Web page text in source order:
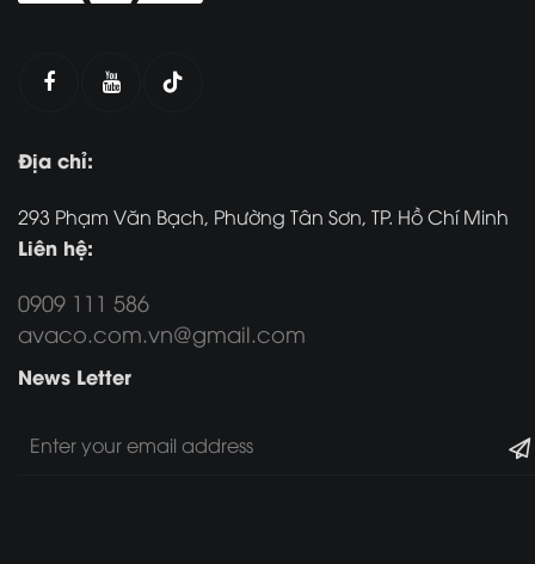
Địa chỉ:
293 Phạm Văn Bạch, Phường Tân Sơn, TP. Hồ Chí Minh
Liên hệ:
0909 111 586
avaco.com.vn@gmail.com
News Letter